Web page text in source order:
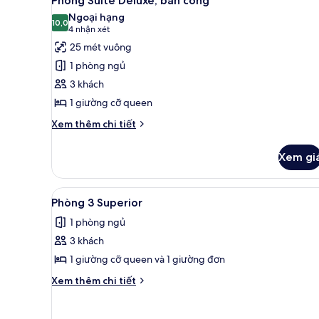
ban
công
giường
tiện
nghi
đơn
giản,
ban
tất
cả
ảnh
Phòng
Suite
Deluxe,
ban
công
10,010,0 trên 10
Ngoại hạng
4 nhận xét
(4
nhận
xét)
25 mét vuông
1 phòng ngủ
3 khách
1 giường cỡ queen
Xem thêm chi tiết
Chi
Phòng
Suite
Deluxe,
công
Xem
Xem
tất
cả
ảnh
Phòng
3
Phòng 3 Superior | Chăn
5
Phòng 3 Superior
1 phòng ngủ
3 khách
1 giường cỡ queen và 1 giường đơn
Xem thêm chi tiết
Chi